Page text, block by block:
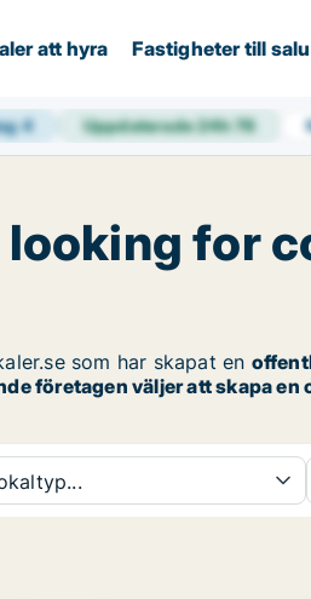
att hyra Fastigheter till salu
4 Uppdaterade 24h 76
for
som har skapat en
företagen väljer att skapa